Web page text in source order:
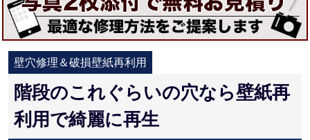
壁穴修理＆破損壁紙再利用
階段のこれぐらいの穴なら壁紙再
利用で綺麗に再生